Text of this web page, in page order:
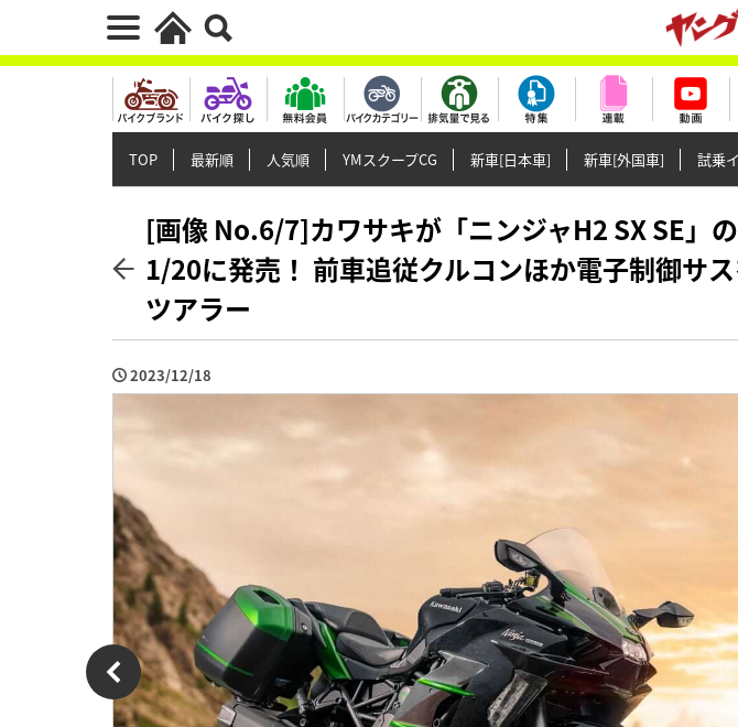
TOP 最新順 人気順 YMスクープCG 新車[日本車] 新車[外国車] 試乗
[画像 No.6/7]カワサキが「ニンジャH2 SX SE」
1/20に発売！ 前車追従クルコンほか電子制御サ
ツアラー
2023/12/18